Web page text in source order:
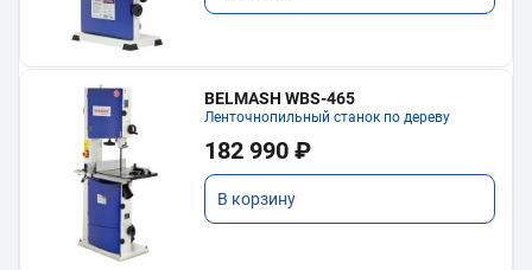
BELMASH WBS-465
Ленточнопильный станок по дереву
182 990 ₽
В корзину